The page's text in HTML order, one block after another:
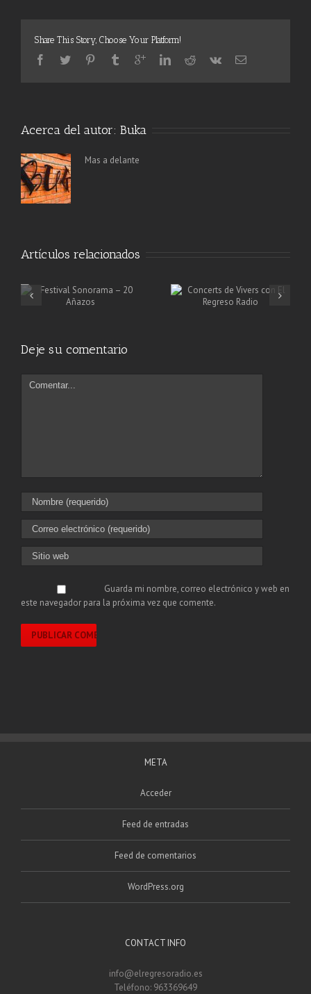
Share This Story, Choose Your Platform!
Acerca del autor: Buka
Mas a delante
Artículos relacionados
Deje su comentario
Guarda mi nombre, correo electrónico y web en
este navegador para la próxima vez que comente.
META
Acceder
Feed de entradas
Feed de comentarios
WordPress.org
CONTACT INFO
info@elregresoradio.es
Teléfono: 963369649